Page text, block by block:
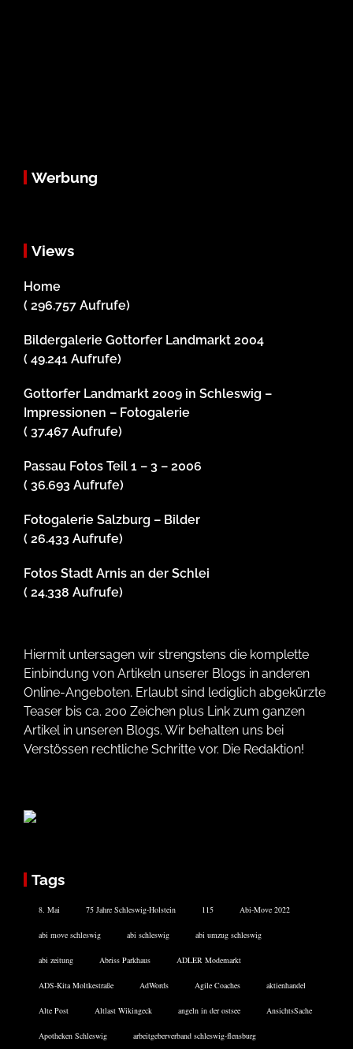
Werbung
Views
Home
( 296.757 Aufrufe)
Bildergalerie Gottorfer Landmarkt 2004
( 49.241 Aufrufe)
Gottorfer Landmarkt 2009 in Schleswig –
Impressionen – Fotogalerie
( 37.467 Aufrufe)
Passau Fotos Teil 1 – 3 – 2006
( 36.693 Aufrufe)
Fotogalerie Salzburg – Bilder
( 26.433 Aufrufe)
Fotos Stadt Arnis an der Schlei
( 24.338 Aufrufe)
Hiermit untersagen wir strengstens die komplette
Einbindung von Artikeln unserer Blogs in anderen
Online-Angeboten. Erlaubt sind lediglich abgekürzte
Teaser bis ca. 200 Zeichen plus Link zum ganzen
Artikel in unseren Blogs. Wir behalten uns bei
Verstössen rechtliche Schritte vor. Die Redaktion!
Tags
8. Mai 75 Jahre Schleswig-Holstein 115 Abi-Move 2022
abi move schleswig abi schleswig abi umzug schleswig
abi zeitung Abriss Parkhaus ADLER Modemarkt
ADS-Kita Moltkestraße AdWords Agile Coaches aktienhandel
Alte Post Altlast Wikingeck angeln in der ostsee AnsichtsSache
Apotheken Schleswig arbeitgeberverband schleswig-flensburg